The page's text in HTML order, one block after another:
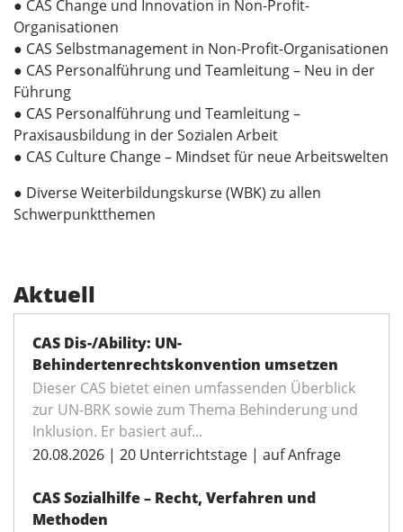
● CAS Change und Innovation in Non-Profit-
Organisationen
● CAS Selbstmanagement in Non-Profit-Organisationen
● CAS Personalführung und Teamleitung – Neu in der
Führung
● CAS Personalführung und Teamleitung –
Praxisausbildung in der Sozialen Arbeit
● CAS Culture Change – Mindset für neue Arbeitswelten
● Diverse Weiterbildungskurse (WBK) zu allen
Schwerpunktthemen
Aktuell
CAS Dis-/Ability: UN-
Behindertenrechtskonvention umsetzen
Dieser CAS bietet einen umfassenden Überblick
zur UN-BRK sowie zum Thema Behinderung und
Inklusion. Er basiert auf...
20.08.2026 | 20 Unterrichtstage | auf Anfrage
CAS Sozialhilfe – Recht, Verfahren und
Methoden